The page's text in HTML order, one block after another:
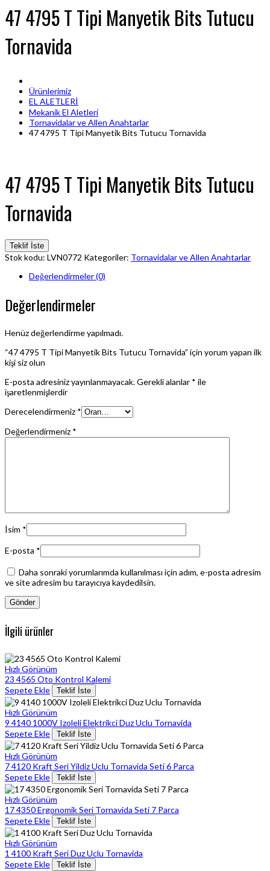
47 4795 T Tipi Manyetik Bits Tutucu
Tornavida
Ürünlerimiz
EL ALETLERİ
Mekanik El Aletleri
Tornavidalar ve Allen Anahtarlar
47 4795 T Tipi Manyetik Bits Tutucu Tornavida
47 4795 T Tipi Manyetik Bits Tutucu
Tornavida
Teklif İste
Stok kodu: LVN0772 Kategoriler: Tornavidalar ve Allen Anahtarlar
Değerlendirmeler (0)
Değerlendirmeler
Henüz değerlendirme yapılmadı.
“47 4795 T Tipi Manyetik Bits Tutucu Tornavida” için yorum yapan ilk
kişi siz olun
E-posta adresiniz yayınlanmayacak.Gerekli alanlar * ile
işaretlenmişlerdir
Derecelendirmeniz *
Değerlendirmeniz *
İsim *
E-posta *
Daha sonraki yorumlarımda kullanılması için adım, e-posta adresim
ve site adresim bu tarayıcıya kaydedilsin.
İlgili ürünler
Hızlı Görünüm
23 4565 Oto Kontrol Kalemi
Sepete Ekle
Teklif İste
Hızlı Görünüm
9 4140 1000V Izoleli Elektrikci Duz Uclu Tornavida
Sepete Ekle
Teklif İste
Hızlı Görünüm
7 4120 Kraft Seri Yildiz Uclu Tornavida Seti 6 Parca
Sepete Ekle
Teklif İste
Hızlı Görünüm
17 4350 Ergonomik Seri Tornavida Seti 7 Parca
Sepete Ekle
Teklif İste
Hızlı Görünüm
1 4100 Kraft Seri Duz Uclu Tornavida
Sepete Ekle
Teklif İste